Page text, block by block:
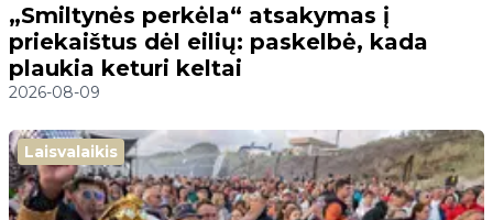
„Smiltynės perkėla“ atsakymas į
priekaištus dėl eilių: paskelbė, kada
plaukia keturi keltai
2026-08-09
Laisvalaikis